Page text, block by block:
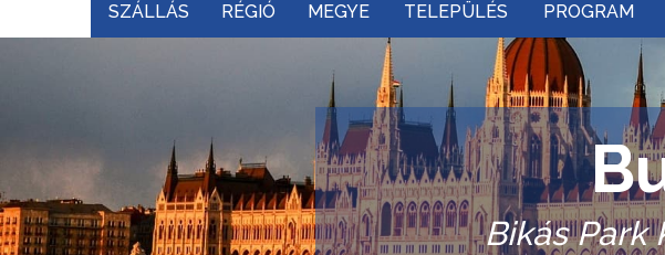
SZÁLLÁS RÉGIÓ MEGYE TELEPÜLÉS PROGRAM
Bikás Park